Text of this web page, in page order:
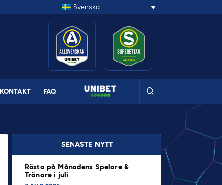
Svenska
KONTAKT FAQ
SENASTE NYTT
Rösta på Månadens Spelare &
Tränare i juli